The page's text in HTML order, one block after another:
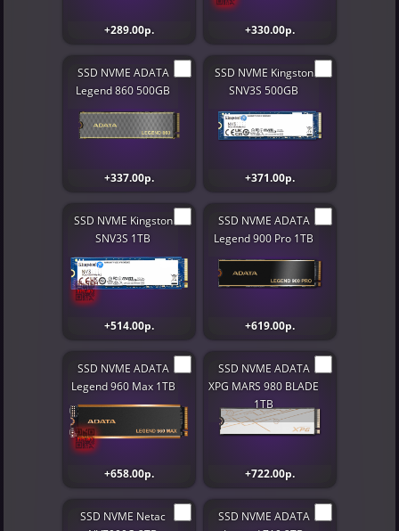
+289.00р. +330.00р.
SSD NVME ADATA
Legend 860 500GB
+337.00р.
SSD NVME Kingston
SNV3S 500GB
+371.00р.
SSD NVME Kingston
SNV3S 1TB
+514.00р.
SSD NVME ADATA
Legend 900 Pro 1TB
+619.00р.
SSD NVME ADATA
Legend 960 Max 1TB
+658.00р.
SSD NVME ADATA
XPG MARS 980 BLADE
1TB
+722.00р.
SSD NVME Netac
SSD NVME ADATA